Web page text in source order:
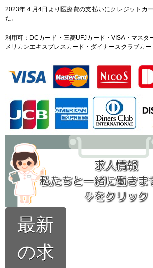
2023年４月4日より医療費の支払いにクレジットカ
た。
利用可：DCカード・三菱UFJカード・VISA・マスタ
メリカンエキスプレスカード・ダイナースクラブカ
最新
の求